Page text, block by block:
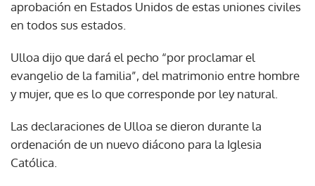
aprobación en Estados Unidos de estas uniones civiles
en todos sus estados.
Ulloa dijo que dará el pecho “por proclamar el
evangelio de la familia”, del matrimonio entre hombre
y mujer, que es lo que corresponde por ley natural.
Las declaraciones de Ulloa se dieron durante la
ordenación de un nuevo diácono para la Iglesia
Católica.